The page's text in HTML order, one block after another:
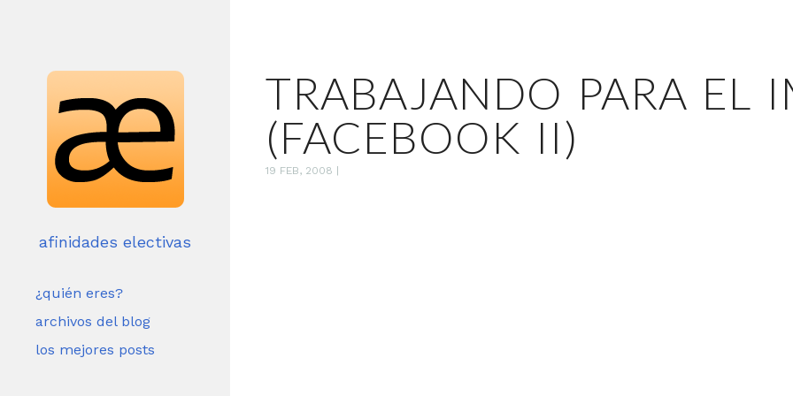
afinidades electivas
¿quién eres?
archivos del blog
los mejores posts
TRABAJANDO PARA EL
(FACEBOOK II)
19 FEB, 2008